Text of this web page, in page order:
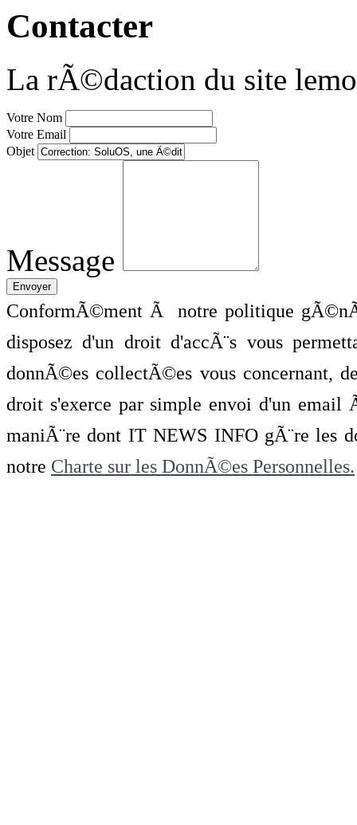
Contacter
La rÃ©daction du site
Votre Nom
Votre Email
Objet
Message
ConformÃ©ment Ã notre politique
disposez d'un droit d'accÃ¨s vous
donnÃ©es collectÃ©es vous concernant,
droit s'exerce par simple envoi d'un
maniÃ¨re dont IT NEWS INFO gÃ¨re les
notre Charte sur les DonnÃ©es Personnelles.